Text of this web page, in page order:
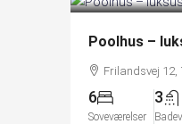
Poolhus –
Frilandsvej 12,
6
Soveværelser
3